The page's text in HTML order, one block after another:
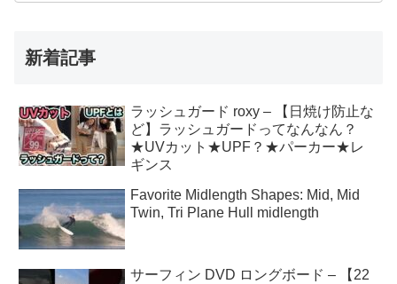
新着記事
ラッシュガード roxy – 【日焼け防止な
ど】ラッシュガードってなんなん？
★UVカット★UPF？★パーカー★レ
ギンス
Favorite Midlength Shapes: Mid, Mid
Twin, Tri Plane Hull midlength
サーフィン DVD ロングボード – 【22